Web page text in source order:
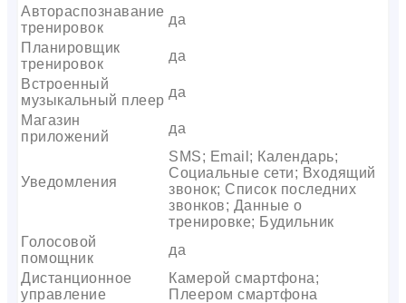
Автораспознавание
тренировок
да
Планировщик
тренировок
да
Встроенный
музыкальный плеер
да
Магазин
приложений
да
Уведомления
SMS; Email; Календарь;
Социальные сети; Входящий
звонок; Список последних
звонков; Данные о
тренировке; Будильник
Голосовой
помощник
да
Дистанционное
управление
Камерой смартфона;
Плеером смартфона